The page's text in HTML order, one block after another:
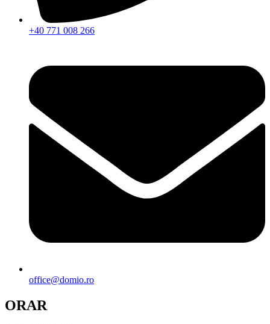
+40 771 008 266
office@domio.ro
ORAR